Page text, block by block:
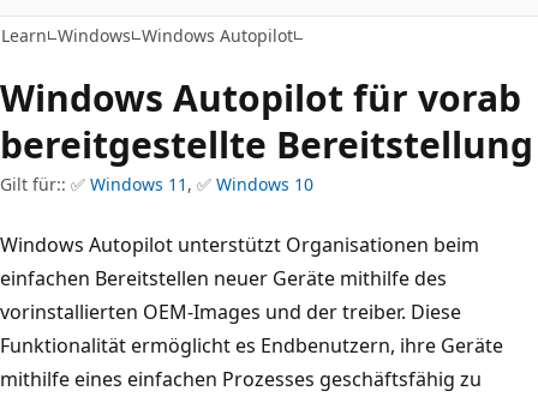
Learn Windows Windows Autopilot
Windows Autopilot für vorab
bereitgestellte Bereitstellung
Gilt für:: ✅ Windows 11 , ✅ Windows 10
Windows Autopilot unterstützt Organisationen beim
einfachen Bereitstellen neuer Geräte mithilfe des
vorinstallierten OEM-Images und der treiber. Diese
Funktionalität ermöglicht es Endbenutzern, ihre Geräte
mithilfe eines einfachen Prozesses geschäftsfähig zu